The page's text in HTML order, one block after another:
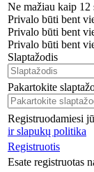
Ne mažiau kaip 12
Privalo būti bent
Privalo būti bent
Privalo būti bent
Slaptažodis
Pakartokite
Registruodamiesi
ir slapukų politika
Registruotis
Esate registruotas